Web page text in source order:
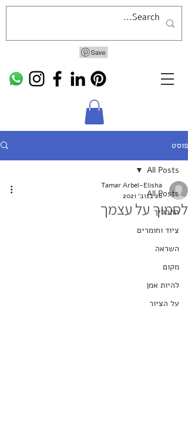
פוסט
All Posts
התהליך
ציוד וחומרים
השראה
מקום
להיות אמן
על הציור
All Posts
לסמוך על עצמך
Tamar Arbel-Elisha
28 בנוב׳ 2021